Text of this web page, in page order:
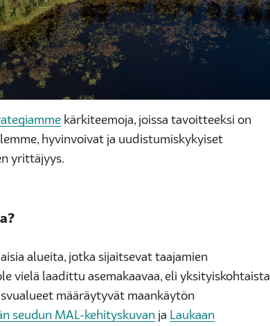
kärkiteemoja, joissa tavoitteeksi on
hyvinvoivat ja uudistumiskykyiset
yrittäjyys.
alueita, jotka sijaitsevat taajamien
vielä laadittu asemakaavaa, eli yksityiskohtaista
määräytyvät maankäytön
seudun MAL-kehityskuvan ja Laukaan